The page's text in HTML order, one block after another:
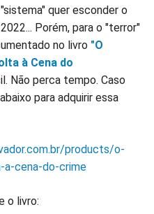
quer esconder o
Porém, para o "terror"
no livro "O
à Cena do
Não perca tempo. Caso
para adquirir essa
products/o-
a-cena-do-crime
o livro: